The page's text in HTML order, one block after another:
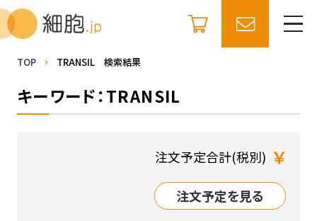
TOP TRANSIL 検索結果
キーワード：TRANSIL
注文予定合計(税別) ￥
注文予定を見る